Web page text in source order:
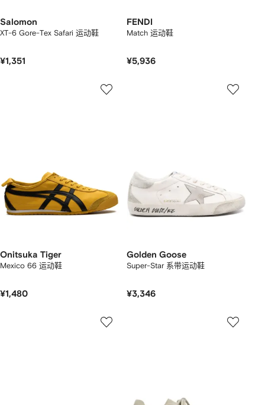
Salomon
XT-6 Gore-Tex Safari 运动鞋
¥1,351
FENDI
Match 运动鞋
¥5,936
Onitsuka Tiger
Mexico 66 运动鞋
¥1,480
Golden Goose
Super-Star 系带运动鞋
¥3,346